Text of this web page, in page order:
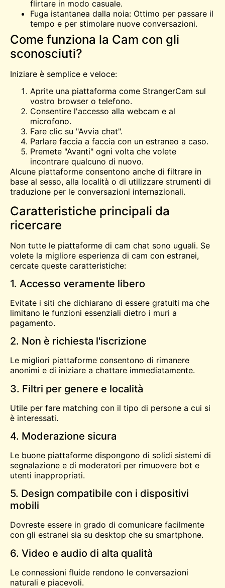
flirtare in modo casuale.
Fuga istantanea dalla noia: Ottimo per passare il
tempo e per stimolare nuove conversazioni.
Come funziona la Cam con gli
sconosciuti?
Iniziare è semplice e veloce:
Aprite una piattaforma come StrangerCam sul
vostro browser o telefono.
Consentire l'accesso alla webcam e al
microfono.
Fare clic su "Avvia chat".
Parlare faccia a faccia con un estraneo a caso.
Premete "Avanti" ogni volta che volete
incontrare qualcuno di nuovo.
Alcune piattaforme consentono anche di filtrare in
base al sesso, alla località o di utilizzare strumenti di
traduzione per le conversazioni internazionali.
Caratteristiche principali da
ricercare
Non tutte le piattaforme di cam chat sono uguali. Se
volete la migliore esperienza di cam con estranei,
cercate queste caratteristiche:
1. Accesso veramente libero
Evitate i siti che dichiarano di essere gratuiti ma che
limitano le funzioni essenziali dietro i muri a
pagamento.
2. Non è richiesta l'iscrizione
Le migliori piattaforme consentono di rimanere
anonimi e di iniziare a chattare immediatamente.
3. Filtri per genere e località
Utile per fare matching con il tipo di persone a cui si
è interessati.
4. Moderazione sicura
Le buone piattaforme dispongono di solidi sistemi di
segnalazione e di moderatori per rimuovere bot e
utenti inappropriati.
5. Design compatibile con i dispositivi
mobili
Dovreste essere in grado di comunicare facilmente
con gli estranei sia su desktop che su smartphone.
6. Video e audio di alta qualità
Le connessioni fluide rendono le conversazioni
naturali e piacevoli.